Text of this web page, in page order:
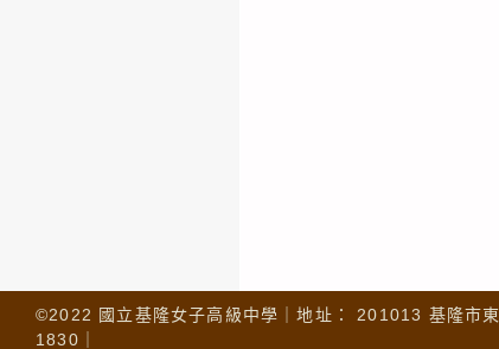
©2022 國立基隆女子高級中學｜地址： 201013 基隆
1830｜